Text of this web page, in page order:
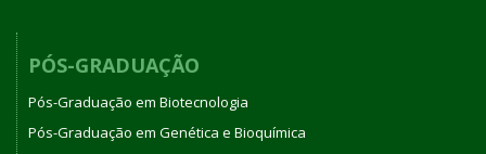
PÓS-GRADUAÇÃO
Pós-Graduação em Biotecnologia
Pós-Graduação em Genética e Bioquímica